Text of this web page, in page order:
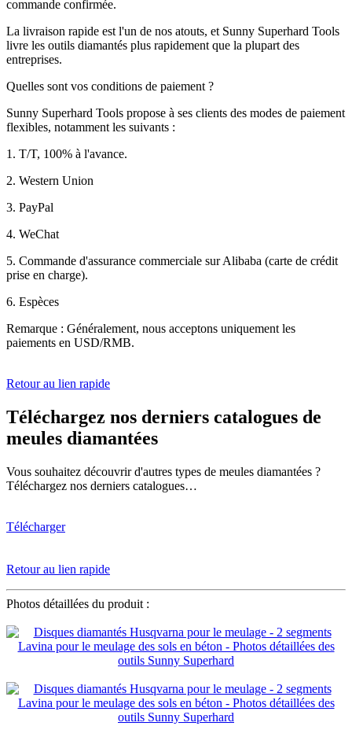
commande confirmée.
La livraison rapide est l'un de nos atouts, et Sunny Superhard Tools
livre les outils diamantés plus rapidement que la plupart des
entreprises.
Quelles sont vos conditions de paiement ?
Sunny Superhard Tools propose à ses clients des modes de paiement
flexibles, notamment les suivants :
1. T/T, 100% à l'avance.
2. Western Union
3. PayPal
4. WeChat
5. Commande d'assurance commerciale sur Alibaba (carte de crédit
prise en charge).
6. Espèces
Remarque : Généralement, nous acceptons uniquement les
paiements en USD/RMB.
Retour au lien rapide
Téléchargez nos derniers catalogues de
meules diamantées
Vous souhaitez découvrir d'autres types de meules diamantées ?
Téléchargez nos derniers catalogues…
Télécharger
Retour au lien rapide
Photos détaillées du produit :